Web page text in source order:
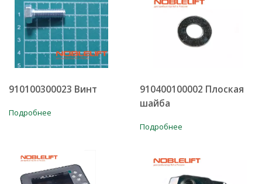
910100300023 Винт
Подробнее
910400100002 Плоская
шайба
Подробнее